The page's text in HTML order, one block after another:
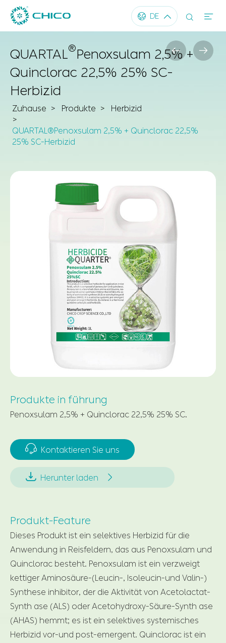
 DE   
QUARTAL®Penoxsulam 2,5% +
Quinclorac 22,5% 25% SC-
Herbizid
Zuhause Produkte Herbizid
QUARTAL®Penoxsulam 2,5% + Quinclorac 22,5%
25% SC-Herbizid
 
Produkte in führung
Penoxsulam 2,5% + Quinclorac 22,5% 25% SC.
 Kontaktieren Sie uns
 Herunter laden 
Produkt-Feature
Dieses Produkt ist ein selektives Herbizid für die
Anwendung in Reisfeldern, das aus Penoxsulam und
Quinclorac besteht. Penoxsulam ist ein verzweigt
kettiger Aminosäure-(Leucin-, Isoleucin-und Valin-)
Synthese inhibitor, der die Aktivität von Acetolactat-
Synth ase (ALS) oder Acetohydroxy-Säure-Synth ase
(AHAS) hemmt; es ist ein selektives systemisches
Herbizid vor-und post-emergent. Quinclorac ist ein